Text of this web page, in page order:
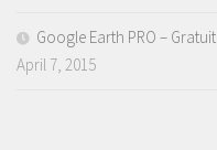
Google Earth PRO – Gratuit
April 7, 2015